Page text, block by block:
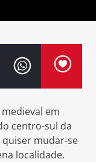
em
centro-sul da
quiser mudar-se
localidade.